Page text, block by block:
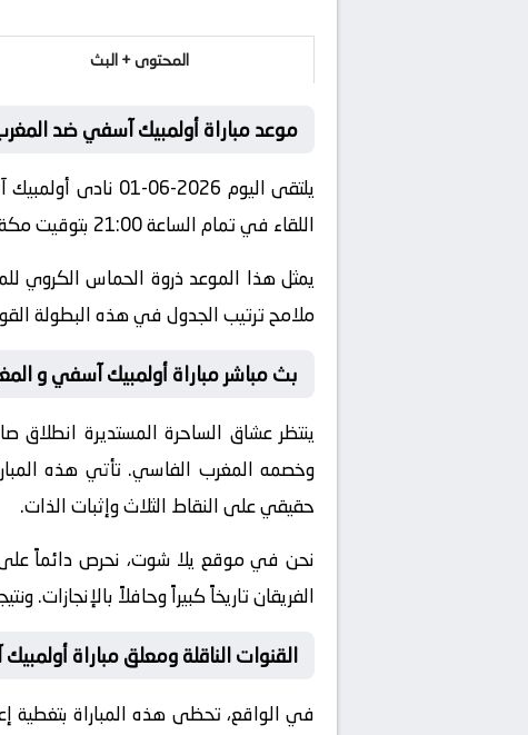
المحتوى + البث
موعد مباراة أولمبيك آسفي ضد
يلتقى اليوم
اللقاء في تمام الساعة 21:00 بتوقيت مكة المكرمة.
يمثل هذا الموعد ذروة الحماس الكروي
ملامح ترتيب الجدول في هذه البطولة
بث مباشر مباراة أولمبيك آسفي و
ينتظر عشاق الساحرة المستديرة انطلاق
وخصمه المغرب الفاسي. تأتي هذه
حقيقي على النقاط الثلاث وإثبات الذات.
نحن في موقع يلا شوت، نحرص دائماً
الفريقان تاريخاً كبيراً وحافلاً
القنوات الناقلة ومعلق مباراة
في الواقع، تحظى هذه المباراة بتغطية